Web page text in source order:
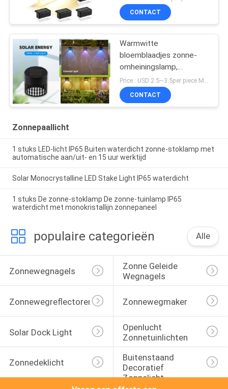
CONTACT
Warmwitte
bloemblaadjes zonne-
omheiningslamp,
automatisch aan en uit
Price : USD 2.5~3.5per piece MOQ:10 PCs
CONTACT
Zonnepaallicht
1 stuks LED-licht IP65 Buiten waterdicht zonne-stoklamp met
automatische aan/uit- en 15 uur werktijd
Solar Monocrystalline LED Stake Light IP65 waterdicht
1 stuks De zonne-stoklamp De zonne-tuinlamp IP65
waterdicht met monokristallijn zonnepaneel
populaire categorieën Alle
Zonnewegnagels
Zonne Geleide
Wegnagels
Zonnewegreflectoren Zonnewegmaker
Solar Dock Light
Openlucht
Zonnetuinlichten
Zonnedeklicht
Buitenstaand
Decoratief
Zonnelicht